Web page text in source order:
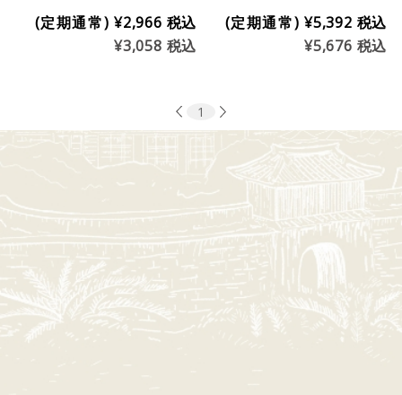
お届けコース(※プラセンタ入
り商品)
(定期通常) ¥2,966 税込
¥3,058 税込
期２つお届けコース(レギュラ
(定期通常) ¥5,392 税込
¥5,676 税込
1